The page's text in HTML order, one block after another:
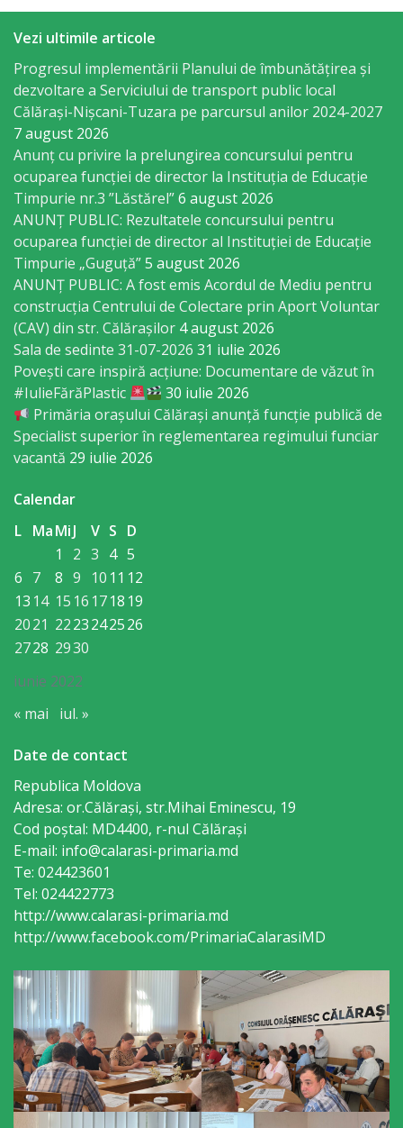
Proiecte
de
decizii
Deciziile
Consiliului
Consiliul
de
tineret
Activitatea
primăriei
Instituții
subordonate
Lăstărel
IET
Guguță
IET
DoReMiCii
Școala
sportivă
„Mihai
Viteazul”
Școala
Sportivă
Specializată
Rezerve
Olimpice
Călărași
Stadionul
Vezi ultimile articole
Progresul implementării Planului de îmbunătățirea și
dezvoltare a Serviciului de transport public local
Călărași-Nișcani-Tuzara pe parcursul anilor 2024-2027
7 august 2026
Anunț cu privire la prelungirea concursului pentru
ocuparea funcţiei de director la Instituția de Educație
Timpurie nr.3 ”Lăstărel”6 august 2026
ANUNȚ PUBLIC: Rezultatele concursului pentru
ocuparea funcției de director al Instituției de Educație
Timpurie „Guguță”5 august 2026
ANUNȚ PUBLIC: A fost emis Acordul de Mediu pentru
construcția Centrului de Colectare prin Aport Voluntar
(CAV) din str. Călărașilor 4 august 2026
Sala de sedinte 31-07-2026 31 iulie 2026
Povești care inspiră acțiune: Documentare de văzut în
#IulieFărăPlastic
30 iulie 2026
Primăria orașului Călărași anunță funcție publică de
Specialist superior în reglementarea regimului funciar
vacantă 29 iulie 2026
Calendar
iunie 2022
L MaMiJ V S D
1
2 3 4 5
6 7 8 9 10 11 12
13 14 15 16 1718 19
2021 2223242526
2728 2930
« mai iul. »
Date de contact
Republica Moldova
Adresa: or.Călăraşi, str.Mihai Eminescu, 19
Cod poștal: MD4400, r-nul Călăraşi
E-mail: info@calarasi-primaria.md
Te: 024423601
Tel: 024422773
http://www.calarasi-primaria.md
http://www.facebook.com/PrimariaCalarasiMD